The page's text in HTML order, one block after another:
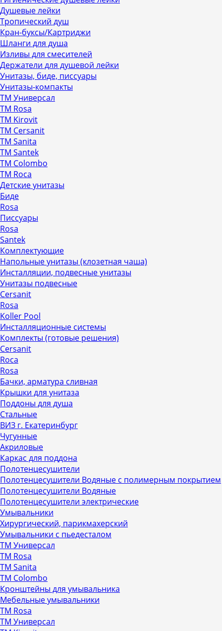
Душевые лейки
Тропический душ
Кран-буксы/Картриджи
Шланги для душа
Изливы для смесителей
Держатели для душевой лейки
Унитазы, биде, писсуары
Унитазы-компакты
ТМ Универсал
ТМ Rosa
ТМ Kirovit
ТМ Cersanit
ТМ Sanita
ТМ Santek
ТМ Colombo
ТМ Roca
Детские унитазы
Биде
Rosa
Писсуары
Rosa
Santek
Комплектующие
Напольные унитазы (клозетная чаша)
Инсталляции, подвесные унитазы
Унитазы подвесные
Cersanit
Rosa
Koller Pool
Инсталляционные системы
Комплекты (готовые решения)
Cersanit
Roca
Rosa
Бачки, арматура сливная
Крышки для унитаза
Поддоны для душа
Стальные
ВИЗ г. Екатеринбург
Чугунные
Акриловые
Каркас для поддона
Полотенцесушители
Полотенцесушители Водяные с полимерным покрытием
Полотенцесушители Водяные
Полотенцесушители электрические
Умывальники
Хирургический, парикмахерский
Умывальники с пьедесталом
ТМ Универсал
ТМ Rosa
ТМ Sanita
ТМ Colombo
Кронштейны для умывальника
Мебельные умывальники
ТМ Rosa
ТМ Универсал